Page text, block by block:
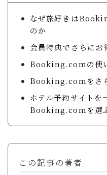
マウスコンピューター
旅行の持ち物 旅行記
ガジェット・モノ
Gadget
るいとー
の著者。 実際に使って
の中で役立ったモノ・体
なぜ旅好きは
のか
会員特典でさらにお
Booking.comの使
Booking.comをさ
ホテル予約サイトを
Booking.comを選
この記事の著者